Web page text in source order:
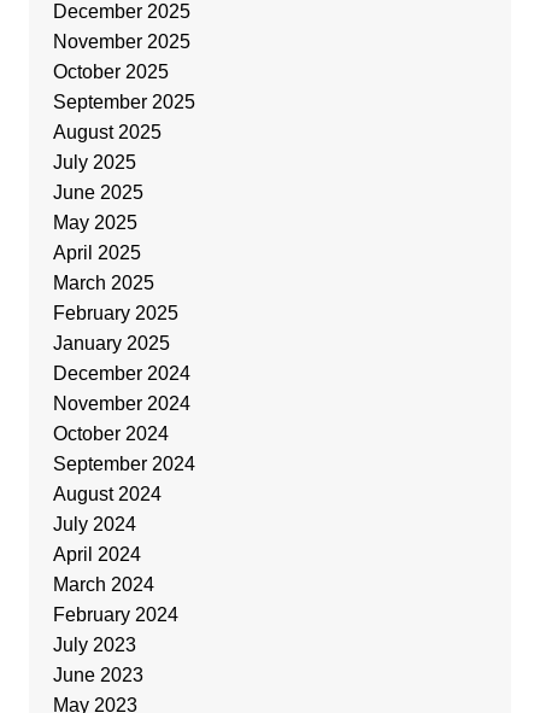
December 2025
November 2025
October 2025
September 2025
August 2025
July 2025
June 2025
May 2025
April 2025
March 2025
February 2025
January 2025
December 2024
November 2024
October 2024
September 2024
August 2024
July 2024
April 2024
March 2024
February 2024
July 2023
June 2023
May 2023